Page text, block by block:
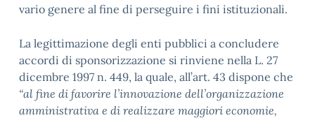
vario genere al fine di perseguire i fini istituzionali.
La legittimazione degli enti pubblici a concludere
accordi di sponsorizzazione si rinviene nella L. 27
dicembre 1997 n. 449, la quale, all’art. 43 dispone che
“al fine di favorire l’innovazione dell’organizzazione
amministrativa e di realizzare maggiori economie,